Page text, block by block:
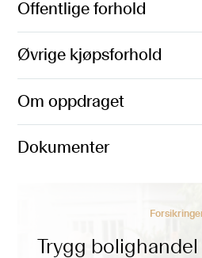
Offentlige forhold
Øvrige kjøpsforhold
Om oppdraget
Dokumenter
Trygg